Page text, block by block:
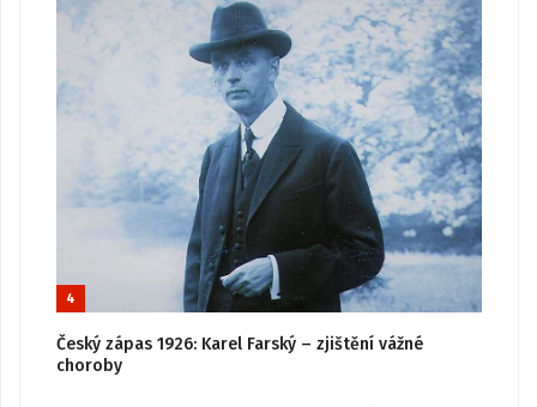
4
Český zápas 1926: Karel Farský – zjištění vážné
choroby